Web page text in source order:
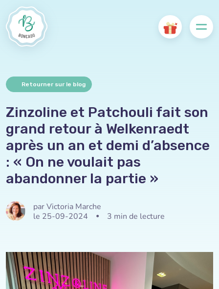
Retourner sur le blog
Zinzoline et Patchouli fait son
grand retour à Welkenraedt
après un an et demi d’absence
: « On ne voulait pas
abandonner la partie »
par Victoria Marche
le 25-09-2024
• 3 min de lecture